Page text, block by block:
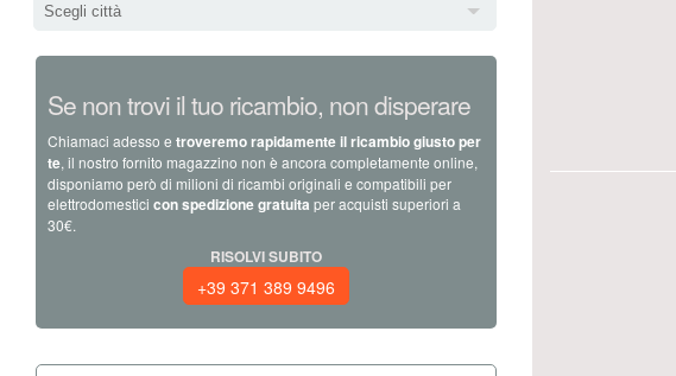
Scegli città
Se non trovi il tuo ricambio, non disperare
Chiamaci adesso e troveremo rapidamente il ricambio giusto per
te, il nostro fornito magazzino non è ancora completamente online,
disponiamo però di milioni di ricambi originali e compatibili per
elettrodomestici con spedizione gratuita per acquisti superiori a
30€.
RISOLVI SUBITO
+39 371 389 9496